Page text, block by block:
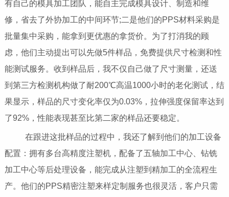
有自己的模具加工团队，能自主完成模具设计、制造和维
修，省去了外协加工的中间环节;二是他们的PPS材料采购是
批量集中采购，能拿到更优惠的拿货价。为了打消我的顾
虑，他们主动提出可以先做5件样品，免费提供尺寸检测和性
能测试服务。收到样品后，我不仅自己做了尺寸测量，还送
到第三方检测机构做了耐200℃高温1000小时的老化测试，结
果显示，样品的尺寸变化率仅为0.03%，拉伸强度保留率达到
了92%，性能表现甚至比第二家的样品还要稳定。
在跟进这批样品的过程中，我还了解到他们的加工设备
配置：拥有多台高精度注塑机，配备了五轴加工中心、钻铣
加工中心等后处理设备，能完成从注塑到精加工的全流程生
产。他们的PPS精密注塑来样定制服务也很灵活，客户只需